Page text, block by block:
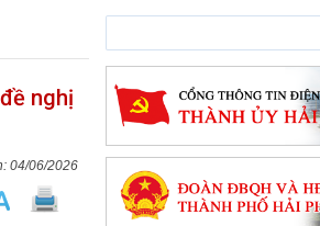
nghị
04/06/2026